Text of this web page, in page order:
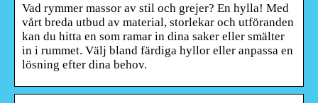
Vad rymmer massor av stil och grejer? En hylla! Med
vårt breda utbud av material, storlekar och utföranden
kan du hitta en som ramar in dina saker eller smälter
in i rummet. Välj bland färdiga hyllor eller anpassa en
lösning efter dina behov.